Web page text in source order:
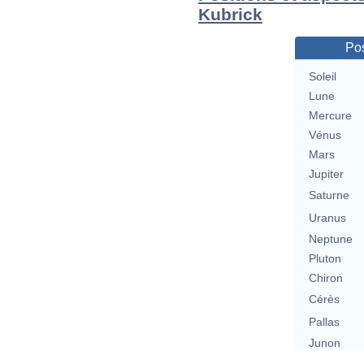
Kubrick
Soleil
Lune
Mercure
Vénus
Mars
Jupiter
Saturne
Uranus
Neptune
Pluton
Chiron
Cérès
Pallas
Junon